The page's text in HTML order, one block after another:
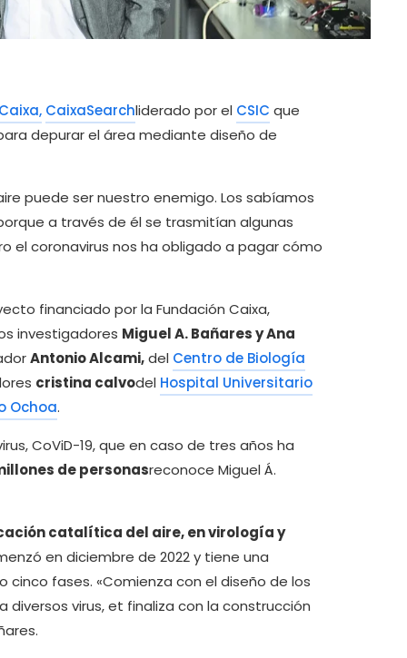
CaixaSearchliderado por el CSIC que
depurar el área mediante diseño de
puede ser nuestro enemigo. Los sabíamos
a través de él se trasmitían algunas
el coronavirus nos ha obligado a pagar cómo
financiado por la Fundación Caixa,
investigadores Miguel A. Bañares y Ana
Antonio Alcami,del Centro de Biología
cristina calvodel Hospital Universitario
Ochoa.
CoViD-19, que en caso de tres años ha
de personasreconoce Miguel Á.
catalítica del aire, en virología y
en diciembre de 2022 y tiene una
fases. «Comienza con el diseño de los
virus, et finaliza con la construcción